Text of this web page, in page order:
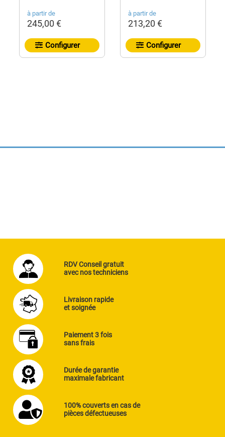
à partir de
245,00 €
Configurer
à partir de
213,20 €
Configurer
RDV Conseil gratuit
avec nos techniciens
Livraison rapide
et soignée
Paiement 3 fois
sans frais
Durée de garantie
maximale fabricant
100% couverts en cas de
pièces défectueuses